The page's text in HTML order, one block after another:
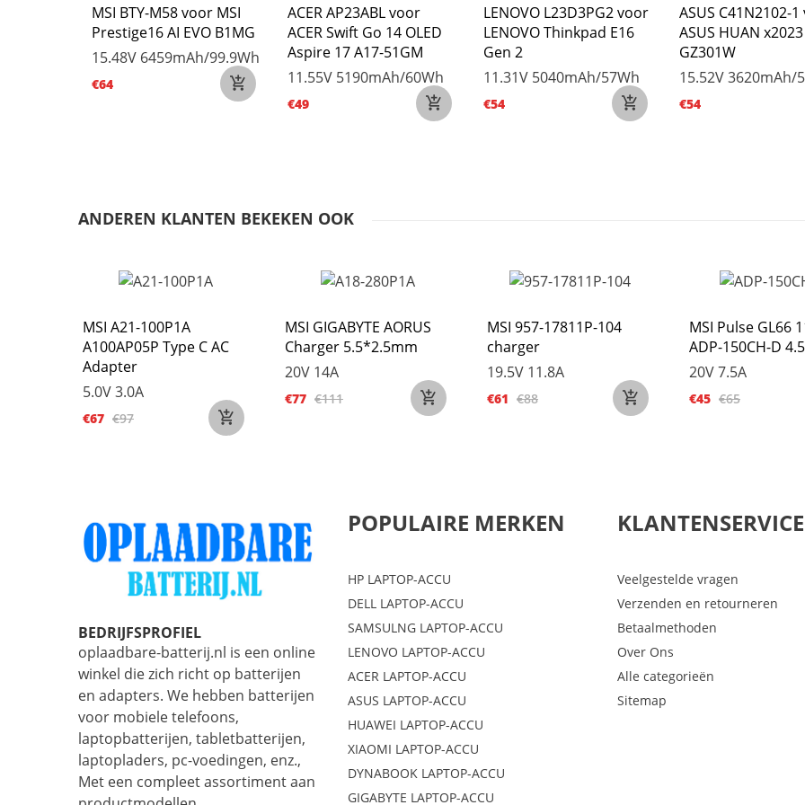
MSI BTY-M58 voor MSI
Prestige16 AI EVO B1MG
15.48V 6459mAh/99.9Wh
€64
ACER AP23ABL voor
ACER Swift Go 14 OLED
Aspire 17 A17-51GM
11.55V 5190mAh/60Wh
€49
LENOVO L23D3PG2 voor
LENOVO Thinkpad E16
Gen 2
11.31V 5040mAh/57Wh
€54
ASUS C41N2102-
ASUS HUAN x2023
GZ301W
15.52V3620mAh/
€54
ANDEREN KLANTEN BEKEKEN OOK
MSI A21-100P1A
A100AP05P Type C AC
Adapter
5.0V 3.0A
€67 €97
MSI GIGABYTE AORUS
Charger 5.5*2.5mm
20V 14A
€77 €111
MSI 957-17811P-104
charger
19.5V 11.8A
€61 €88
MSI Pulse GL66
ADP-150CH-D
20V 7.5A
€45 €65
BEDRIJFSPROFIEL
oplaadbare-batterij.nl is een online
winkel die zich richt op batterijen
en adapters. We hebben batterijen
voor mobiele telefoons,
laptopbatterijen, tabletbatterijen,
laptopladers, pc-voedingen, enz.,
Met een compleet assortiment aan
POPULAIRE MERKEN
HP LAPTOP-ACCU
DELL LAPTOP-ACCU
SAMSULNG LAPTOP-ACCU
LENOVO LAPTOP-ACCU
ACER LAPTOP-ACCU
ASUS LAPTOP-ACCU
HUAWEI LAPTOP-ACCU
XIAOMI LAPTOP-ACCU
DYNABOOK LAPTOP-ACCU
GIGABYTE LAPTOP-ACCU
KLANTENSERVICE
Veelgestelde vragen
Verzenden en retourneren
Betaalmethoden
Over Ons
Alle categorieën
Sitemap